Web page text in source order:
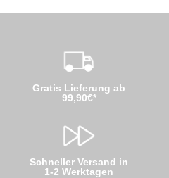
Gratis Lieferung ab
99,90€*
Schneller Versand in
1-2 Werktagen